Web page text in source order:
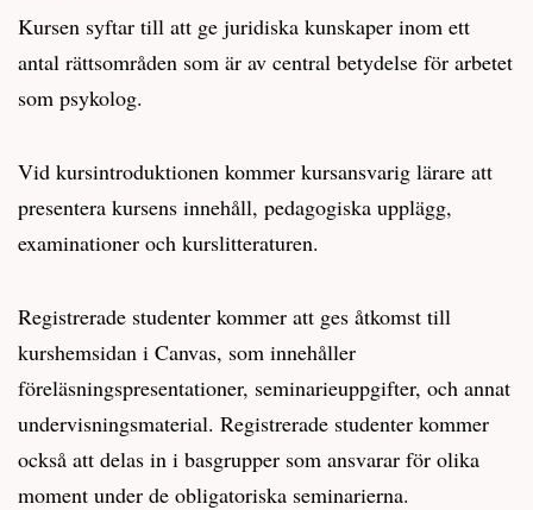
Kursen syftar till att ge juridiska kunskaper inom ett
antal rättsområden som är av central betydelse för arbetet
som psykolog.
Vid kursintroduktionen kommer kursansvarig lärare att
presentera kursens innehåll, pedagogiska upplägg,
examinationer och kurslitteraturen.
Registrerade studenter kommer att ges åtkomst till
kurshemsidan i Canvas, som innehåller
föreläsningspresentationer, seminarieuppgifter, och annat
undervisningsmaterial. Registrerade studenter kommer
också att delas in i basgrupper som ansvarar för olika
moment under de obligatoriska seminarierna.